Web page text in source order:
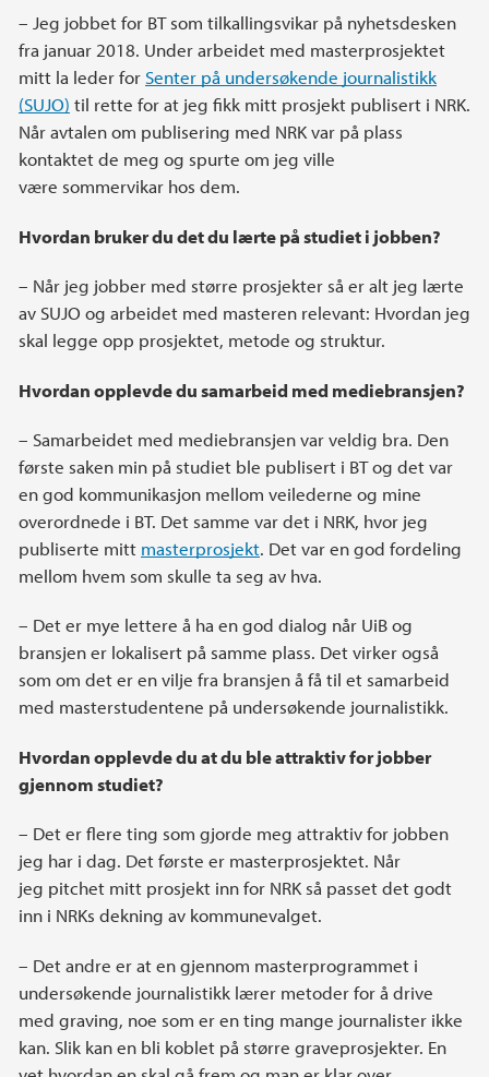
– Jeg jobbet for BT som tilkallingsvikar på nyhetsdesken
fra januar 2018. Under arbeidet med masterprosjektet
mitt la leder forSenter på undersøkende journalistikk
(SUJO) til rette for at jeg fikk mitt prosjekt publisert i NRK.
Når avtalen om publisering med NRK var på plass
kontaktet de meg og spurte om jeg ville
være sommervikar hos dem.
Hvordan bruker du det du lærte på studiet i jobben?
– Når jeg jobber med større prosjekter så er alt jeg lærte
av SUJO og arbeidet med masteren relevant: Hvordan jeg
skal legge opp prosjektet, metode og struktur.
Hvordan opplevde du samarbeid med mediebransjen?
– Samarbeidet med mediebransjen var veldig bra. Den
første saken min på studiet ble publisert i BT og det var
en god kommunikasjon mellom veilederne og mine
overordnede i BT. Det samme var det i NRK, hvor jeg
publiserte mitt masterprosjekt. Det var en god fordeling
mellom hvem som skulle ta seg av hva.
– Det er mye lettere å ha en god dialog når UiB og
bransjen er lokalisert på samme plass. Det virker også
som om det er en vilje fra bransjen å få til et samarbeid
med masterstudentene på undersøkende journalistikk.
Hvordan opplevde du at du ble attraktiv for jobber
gjennom studiet?
– Det er flere ting som gjorde meg attraktiv for jobben
jeg har i dag. Det første er masterprosjektet. Når
jeg pitchet mitt prosjekt inn for NRK så passet det godt
inn i NRKs dekning av kommunevalget.
– Det andre er at en gjennom masterprogrammet i
undersøkende journalistikk lærer metoder for å drive
med graving, noe som er en ting mange journalister ikke
kan. Slik kan en bli koblet på større graveprosjekter. En